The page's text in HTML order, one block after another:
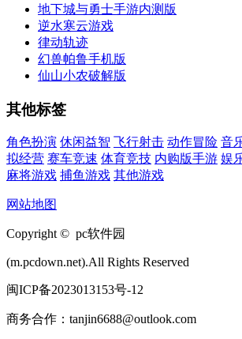
地下城与勇士手游内测版
逆水寒云游戏
律动轨迹
幻兽帕鲁手机版
仙山小农破解版
其他标签
角色扮演 休闲益智 飞行射击 动作冒险 音
拟经营 赛车竞速 体育竞技 内购版手游 娱
麻将游戏 捕鱼游戏 其他游戏
网站地图
Copyright © pc软件园
(m.pcdown.net).All Rights Reserved
闽ICP备2023013153号-12
商务合作：tanjin6688@outlook.com